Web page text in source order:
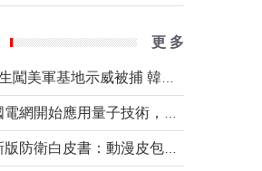
更 多